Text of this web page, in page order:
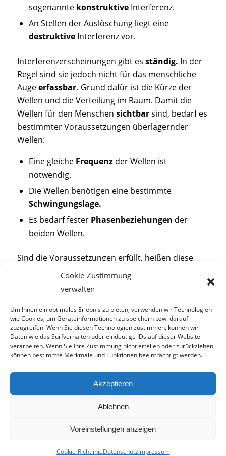
Cookie-Zustimmung
verwalten
Um Ihnen ein optimales Erlebnis zu bieten, verwenden wir Technologien
wie Cookies, um Geräteinformationen zu speichern bzw. darauf
zuzugreifen. Wenn Sie diesen Technologien zustimmen, können wir
Daten wie das Surfverhalten oder eindeutige IDs auf dieser Website
verarbeiten. Wenn Sie Ihre Zustimmung nicht erteilen oder zurückziehen,
können bestimmte Merkmale und Funktionen beeinträchtigt werden.
Akzeptieren
Ablehnen
Voreinstellungen anzeigen
Cookie-RichtlinieDatenschutzImpressum
sogenannte konstruktiveInterferenz.
An Stellen der Auslöschung liegt eine
destruktiveInterferenz vor.
Interferenzerscheinungen gibt es ständig. In der
Regel sind sie jedoch nicht für das menschliche
Augeerfassbar. Grund dafür ist die Kürze der
Wellen und die Verteilung im Raum. Damit die
Wellen für den Menschen sichtbarsind, bedarf es
bestimmter Voraussetzungen überlagernder
Wellen:
Eine gleiche Frequenzder Wellen ist
notwendig.
Die Wellen benötigen eine bestimmte
Schwingungslage.
Es bedarf fester Phasenbeziehungen der
beiden Wellen.
Sind die Voraussetzungen erfüllt, heißen diese
kohärenteWellen. Grund für solche
ist meist die gleiche
Wellen kohärent, ist für das Auge eine
regenbogenfarbigeErscheinungsichtbar.
Bodengleiche und begehbare Duschen
Gasheizung